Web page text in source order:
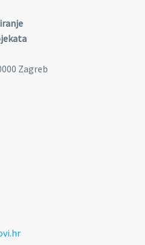
Zagreb